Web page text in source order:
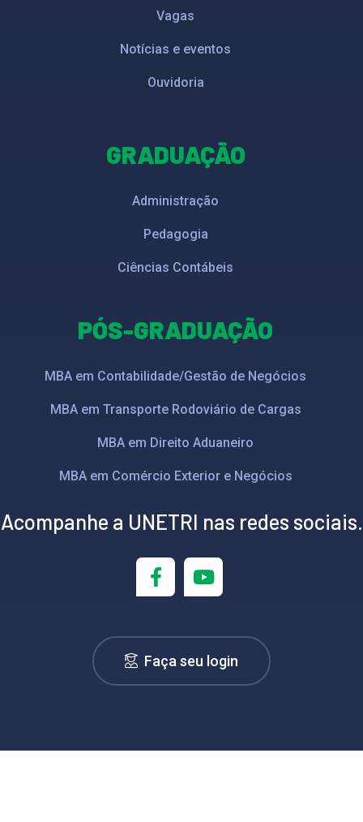
Vagas
Notícias e eventos
Ouvidoria
GRADUAÇÃO
Administração
Pedagogia
Ciências Contábeis
PÓS-GRADUAÇÃO
MBA em Contabilidade/Gestão de Negócios
MBA em Transporte Rodoviário de Cargas
MBA em Direito Aduaneiro
MBA em Comércio Exterior e Negócios
Acompanhe a UNETRI nas redes sociais.
Faça seu login